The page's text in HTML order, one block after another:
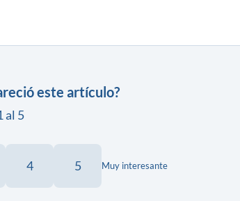
este artículo?
al 5
4 5 Muy interesante